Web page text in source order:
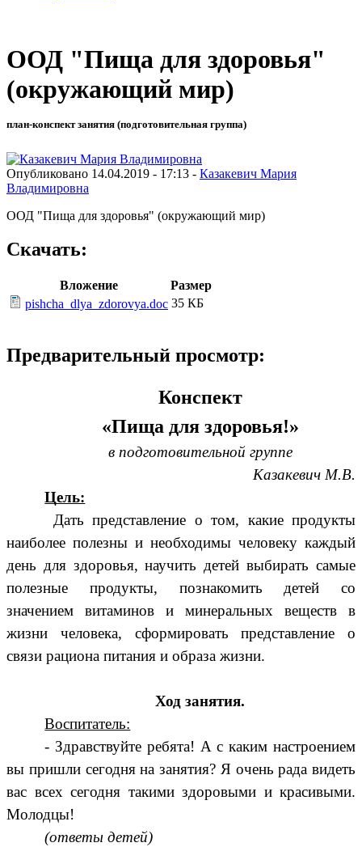
ООД "Пища для здоровья"
(окружающий мир)
план-конспект занятия (подготовительная группа)
Опубликовано 14.04.2019 - 17:13 - Казакевич Мария
Владимировна
ООД "Пища для здоровья" (окружающий мир)
Скачать:
Вложение
Размер
pishcha_dlya_zdorovya.doc 35 КБ
Предварительный просмотр:
Конспект
«Пища для здоровья!»
в подготовительной группе
Казакевич М.В.
Цель:
Дать представление о том, какие продукты
наиболее полезны и необходимы человеку каждый
день для здоровья, научить детей выбирать самые
полезные продукты, познакомить детей со
значением витаминов и минеральных веществ в
жизни человека, сформировать представление о
связи рациона питания и образа жизни.
Ход занятия.
Воспитатель:
- Здравствуйте ребята! А с каким настроением
вы пришли сегодня на занятия? Я очень рада видеть
вас всех сегодня такими здоровыми и красивыми.
Молодцы!
(ответы детей)